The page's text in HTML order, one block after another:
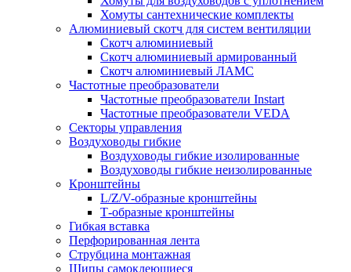
Хомуты сантехнические комплекты
Алюминиевый скотч для систем вентиляции
Скотч алюминиевый
Скотч алюминиевый армированный
Скотч алюминиевый ЛАМС
Частотные преобразователи
Частотные преобразователи Instart
Частотные преобразователи VEDA
Секторы управления
Воздуховоды гибкие
Воздуховоды гибкие изолированные
Воздуховоды гибкие неизолированные
Кронштейны
L/Z/V-образные кронштейны
Т-образные кронштейны
Гибкая вставка
Перфорированная лента
Струбцина монтажная
Шипы самоклеющиеся